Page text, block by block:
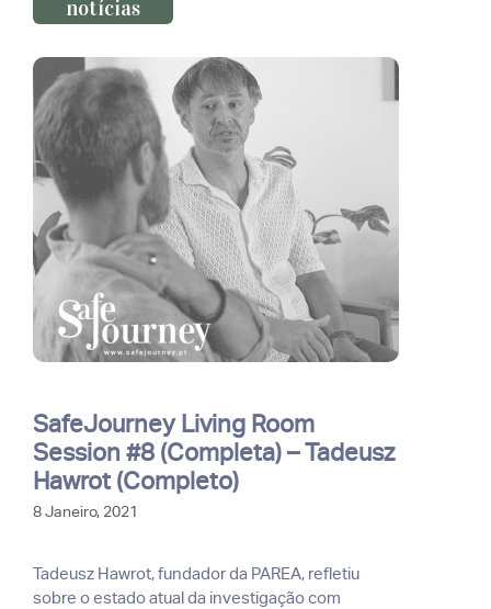
notícias
SafeJourney Living Room
Session #8 (Completa) – Tadeusz
Hawrot (Completo)
8 Janeiro, 2021
Tadeusz Hawrot, fundador da PAREA, refletiu
sobre o estado atual da investigação com